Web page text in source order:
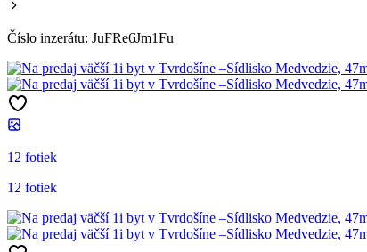
Číslo inzerátu: JuFRe6Jm1Fu
12 fotiek
12 fotiek